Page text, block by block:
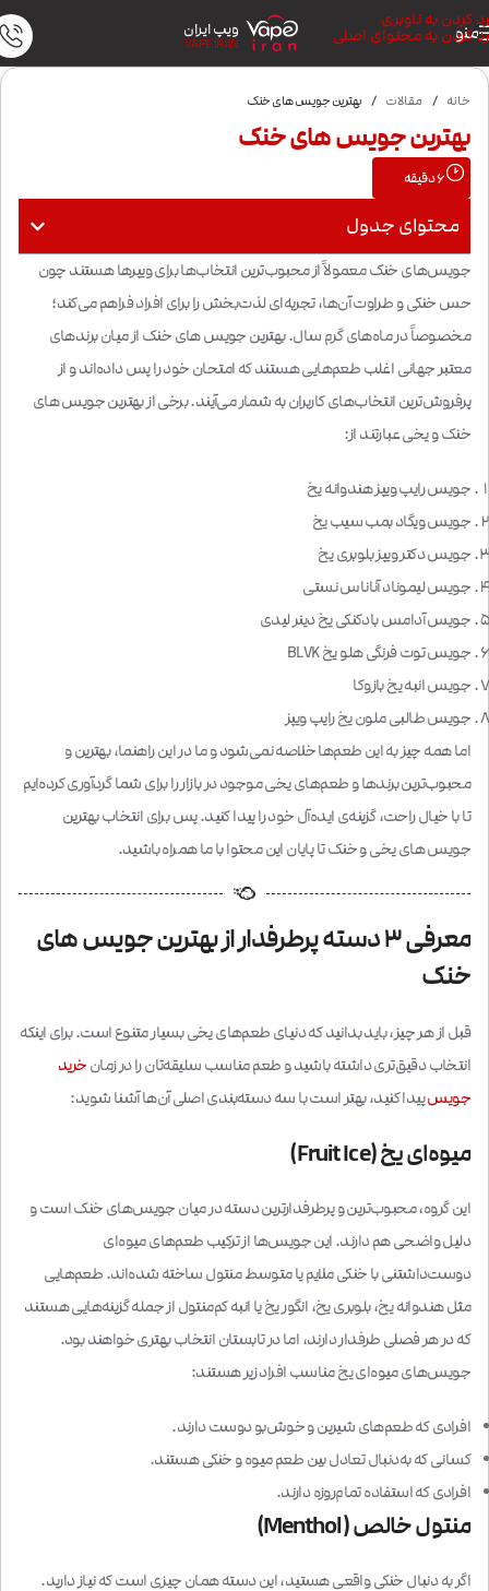
رد کردن به ناوبری
رد کردن به محتوای اصلی
منو ویپ ایران
VAPE IRAN
خانه / مقالات / بهترین جویس های خنک
بهترین جویس های خنک
6دقیقه
محتوای جدول
جویس‌های خنک معمولاً از محبوب‌ترین انتخاب‌ها برای ویپرها هستند چون
حس خنکی و طراوت آن‌ها، تجربه‌ای لذت‌بخش را برای افراد فراهم می‌کند؛
مخصوصاً در ماه‌های گرم سال. بهترین جویس های خنک از میان برندهای
معتبر جهانی اغلب طعم‌هایی هستند که امتحان خود را پس داده‌اند و از
پرفروش‌ترین انتخاب‌های کاربران به شمار می‌آیند. برخی از بهترین جویس های
خنک و یخی عبارتند از:
جویس رایپ ویپز هندوانه یخ
جویس ویگاد بمب سیب یخ
جویس دکتر ویپز بلوبری یخ
جویس لیموناد آناناس نستی
جویس آدامس بادکنکی یخ دینر لیدی
جویس توت فرنگی هلو یخ BLVK
جویس انبه یخ بازوکا
جویس طالبی ملون یخ رایپ ویپز
اما همه چیز به این طعم‌ها خلاصه نمی‌شود و ما در این راهنما، بهترین و
محبوب‌ترین برندها و طعم‌های یخی موجود در بازار را برای شما گردآوری کرده‌ایم
تا با خیال راحت، گزینه‌ی ایده‌آل خود را پیدا کنید. پس برای انتخاب بهترین
جویس های یخی و خنک تا پایان این محتوا با ما همراه باشید.
معرفی ۳ دسته پرطرفدار از بهترین جویس های
خنک
قبل از هر چیز، باید بدانید که دنیای طعم‌های یخی بسیار متنوع است. برای اینکه
انتخاب دقیق‌تری داشته باشید و طعم مناسب سلیقه‌تان را در زمانخرید
جویسپیدا کنید، بهتر است با سه دسته‌بندی اصلی آن‌ها آشنا شوید:
میوه‌ای یخ (Fruit Ice)
این گروه، محبوب‌ترین و پرطرفدارترین دسته در میان جویس‌های خنک است و
دلیل واضحی هم دارند. این جویس‌ها از ترکیب طعم‌های میوه‌ای
دوست‌داشتنی با خنکی ملایم یا متوسط منتول ساخته شده‌اند. طعم‌هایی
مثل هندوانه یخ، بلوبری یخ، انگور یخ یا انبه کم‌منتول از جمله گزینه‌هایی هستند
که در هر فصلی طرفدار دارند، اما در تابستان انتخاب بهتری خواهند بود.
جویس‌های میوه‌ای یخ مناسب افراد زیر هستند:
افرادی که طعم‌های شیرین و خوش‌بو دوست دارند.
کسانی که به‌دنبال تعادل بین طعم میوه و خنکی هستند.
افرادی که استفاده تمام‌روزه دارند.
منتول خالص (Menthol)
اگر به دنبال خنکی واقعی هستید، این دسته همان چیزی است که نیاز دارید.